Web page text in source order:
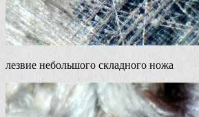
лезвие небольшого складного ножа